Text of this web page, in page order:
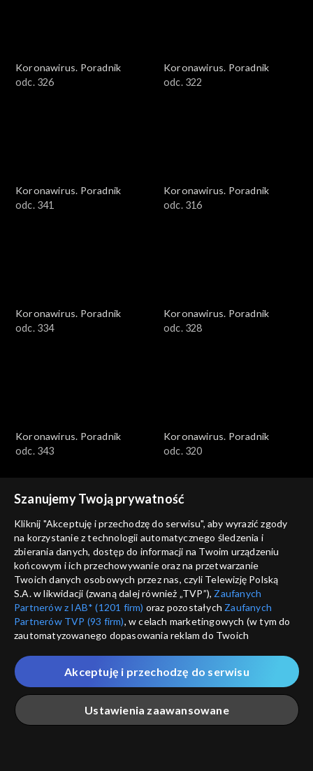
Koronawirus. Poradnik
odc. 326
Koronawirus. Poradnik
odc. 322
Koronawirus. Poradnik
odc. 341
Koronawirus. Poradnik
odc. 316
Koronawirus. Poradnik
odc. 334
Koronawirus. Poradnik
odc. 328
Koronawirus. Poradnik
odc. 343
Koronawirus. Poradnik
odc. 320
Koronawirus. Poradnik
odc. 340
Koronawirus. Poradnik
odc. 342
Koronawirus. Poradnik
odc. 332
Koronawirus. Poradnik
odc. 339
Szanujemy Twoją prywatność
Kliknij "Akceptuję i przechodzę do serwisu", aby wyrazić zgody
na korzystanie z technologii automatycznego śledzenia i
zbierania danych, dostęp do informacji na Twoim urządzeniu
końcowym i ich przechowywanie oraz na przetwarzanie
Twoich danych osobowych przez nas, czyli Telewizję Polską
S.A. w likwidacji (zwaną dalej również „TVP”), Zaufanych
Partnerów z IAB* (1201 firm) oraz pozostałych Zaufanych
Partnerów TVP (93 firm), w celach marketingowych (w tym do
zautomatyzowanego dopasowania reklam do Twoich
które wskazujemy poniżej, a także zgody na udostępnianie
przez nas identyfikatora PPID do Google.
Twoje dane osobowe zbierane podczas odwiedzania przez
Ciebie naszych
poszczególnych serwisówzwanych dalej
„Portalem”, w tym informacje zapisywane za pomocą
Ustawienia zaawansowane
Akceptuję i przechodzę do serwisu